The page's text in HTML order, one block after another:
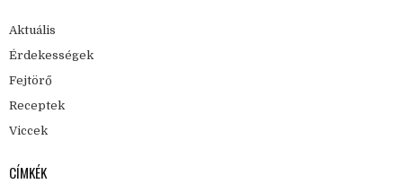
Aktuális
Érdekességek
Fejtörő
Receptek
Viccek
CÍMKÉK